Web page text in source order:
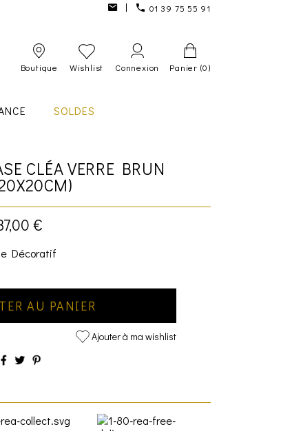
01 39 75 55 91
Boutique Wishlist Connexion Panier (0)
SOLDES
CLÉA VERRE BRUN
€
Décoratif
AU PANIER
Ajouter à ma wishlist